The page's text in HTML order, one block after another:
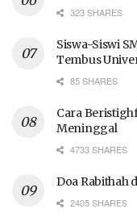
323 SHARES
Siswa-Siswi
Tembus
85 SHARES
Cara
Meninggal
4733 SHARES
Doa Rabithah
2405 SHARES